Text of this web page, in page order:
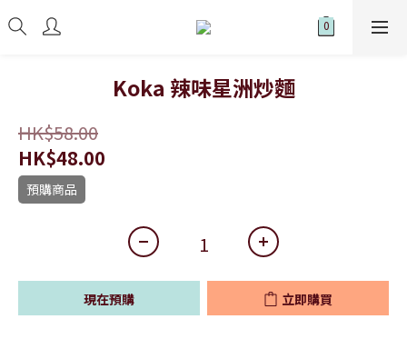
Koka 辣味星洲炒麵
HK$58.00
HK$48.00
預購商品
現在預購 立即購買